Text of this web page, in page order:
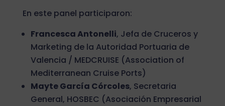
En este panel participaron:
Francesca Antonelli, Jefa de Cruceros y
Marketing de la Autoridad Portuaria de
Valencia / MEDCRUISE (Association of
Mediterranean Cruise Ports)
Mayte García Córcoles, Secretaria
General, HOSBEC (Asociación Empresarial